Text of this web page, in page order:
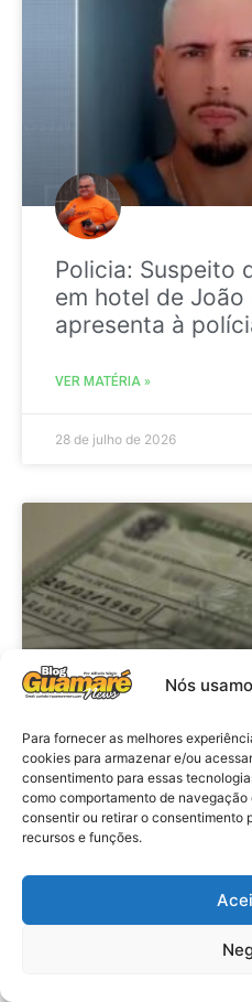
Nós
Para fornecer as melhores
cookies para armazenar e/ou
consentimento para essas
como comportamento de
consentir ou retirar o consentimento
recursos e funções.
Policia: Suspeito
em hotel de João
apresenta à
VER MATÉRIA »
28 de julho de 2026
Brasil: Policia
753 casos de
antes das eleições